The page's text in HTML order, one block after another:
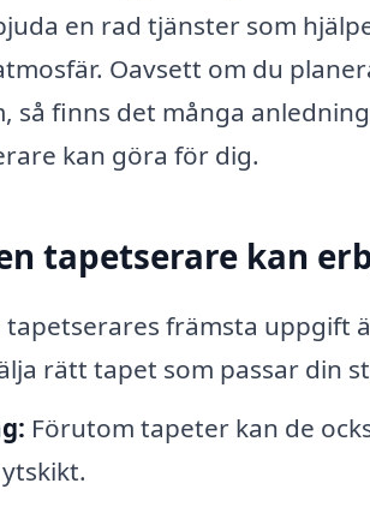
en rad tjänster som
Oavsett om du
så finns det många
kan göra för dig.
tapetserare kan
tapetserares främsta uppgift
rätt tapet som passar din
Förutom tapeter kan de